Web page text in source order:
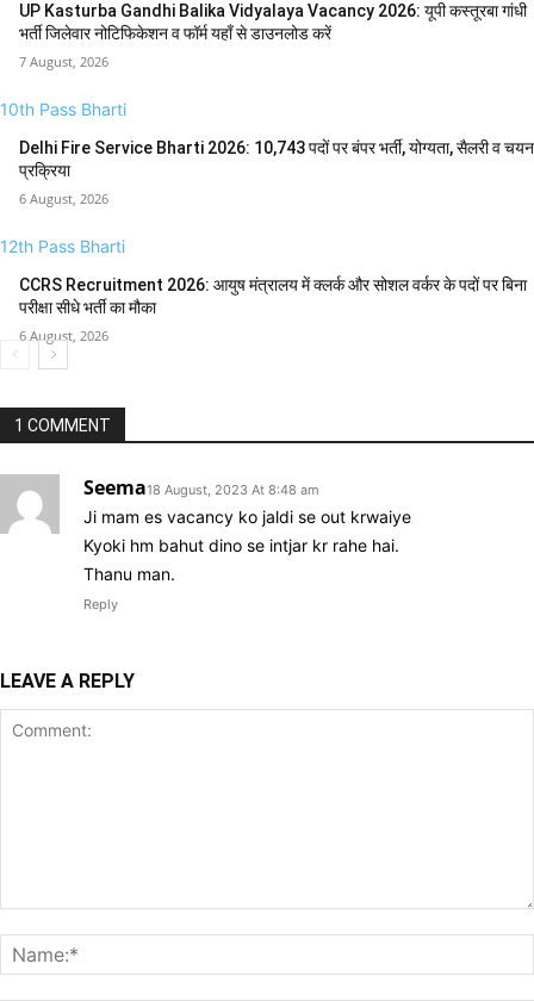
UP Kasturba Gandhi Balika Vidyalaya Vacancy 2026: यूपी कस्तूरबा गांधी
भर्ती जिलेवार नोटिफिकेशन व फॉर्म यहाँ से डाउनलोड करें
7 August, 2026
10th Pass Bharti
Delhi Fire Service Bharti 2026: 10,743 पदों पर बंपर भर्ती, योग्यता, सैलरी व चयन
प्रक्रिया
6 August, 2026
12th Pass Bharti
CCRS Recruitment 2026: आयुष मंत्रालय में क्लर्क और सोशल वर्कर के पदों पर बिना
परीक्षा सीधे भर्ती का मौका
6 August, 2026
1 COMMENT
Seema18 August, 2023 At 8:48 am
Ji mam es vacancy ko jaldi se out krwaiye
Kyoki hm bahut dino se intjar kr rahe hai.
Thanu man.
Reply
LEAVE A REPLY